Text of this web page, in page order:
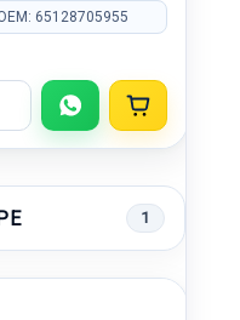
65128705955
1